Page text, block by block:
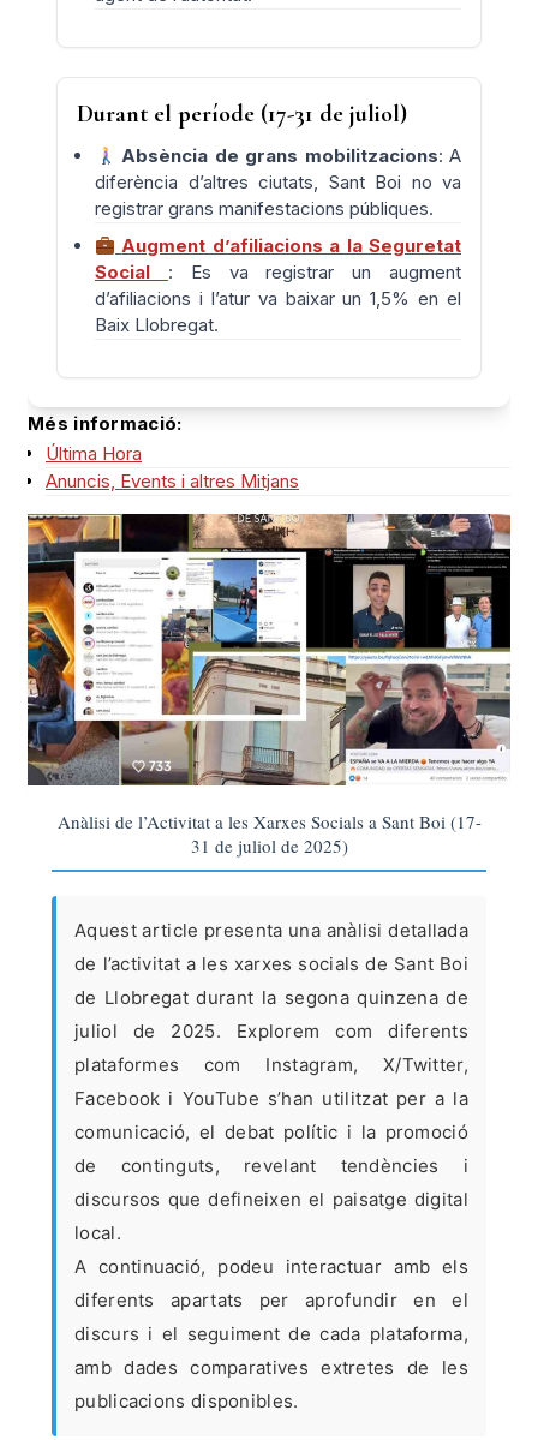
Durant el període (17-31 de juliol)
Absència de grans mobilitzacions: A
diferència d’altres ciutats, Sant Boi no va
registrar grans manifestacions públiques.
Augment d’afiliacions a la Seguretat
Social
: Es va registrar un augment
d’afiliacions i l’atur va baixar un 1,5% en el
Baix Llobregat.
Més informació:
Última Hora
Anuncis, Events i altres Mitjans
Anàlisi de l’Activitat a les Xarxes Socials a Sant Boi (17-
31 de juliol de 2025)
Aquest article presenta una anàlisi detallada
de l’activitat a les xarxes socials de Sant Boi
de Llobregat durant la segona quinzena de
juliol de 2025. Explorem com diferents
plataformes com Instagram, X/Twitter,
Facebook i YouTube s’han utilitzat per a la
comunicació, el debat polític i la promoció
de continguts, revelant tendències i
discursos que defineixen el paisatge digital
local.
A continuació, podeu interactuar amb els
diferents apartats per aprofundir en el
discurs i el seguiment de cada plataforma,
amb dades comparatives extretes de les
publicacions disponibles.